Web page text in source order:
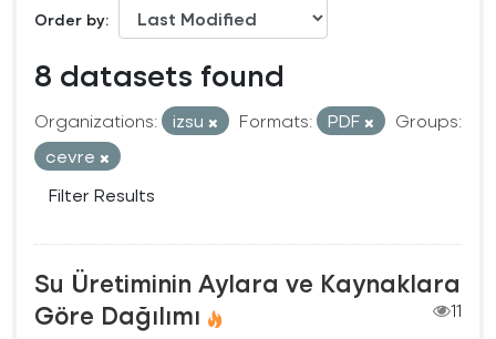
Order by
8 datasets found
Organizations: izsu Formats: PDF
Groups:
cevre
Filter Results
Su Üretiminin Aylara ve Kaynaklara
Göre Dağılımı
11